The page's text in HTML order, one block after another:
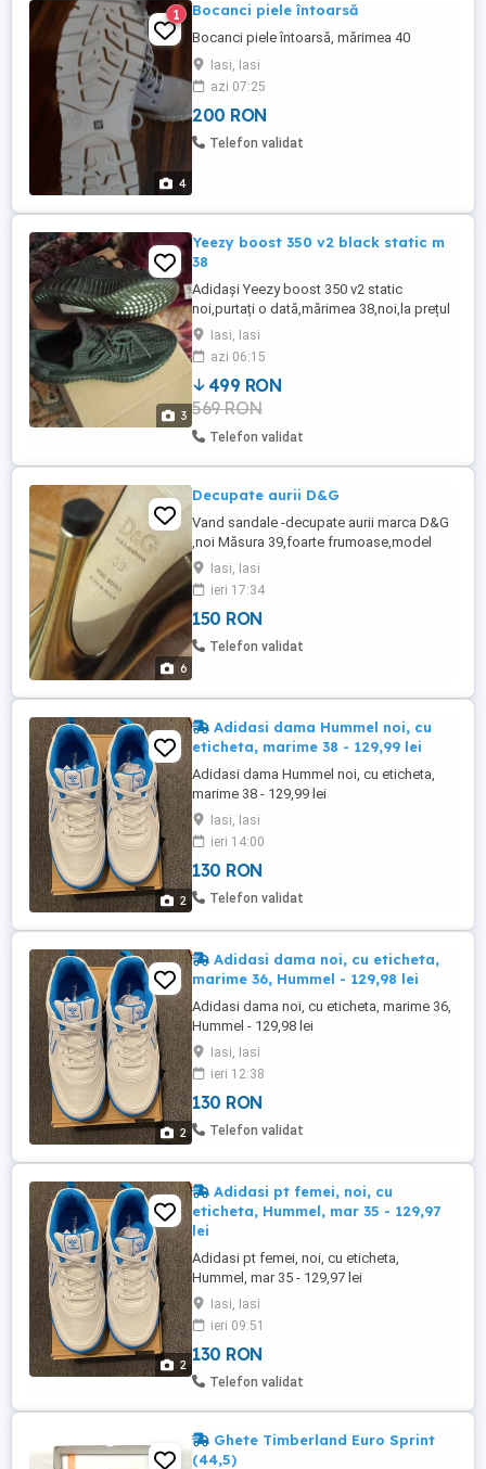
4
1 Bocanci piele întoarsă
Bocanci piele întoarsă, mărimea 40
Iasi, Iasi
azi 07:25
200 RON
Telefon validat
3
Yeezy boost 350 v2 black static m
38
Adidași Yeezy boost 350 v2 static
noi,purtați o dată,mărimea 38,noi,la prețul
de 499lei. Relații la telefon
Iasi, Iasi
azi 06:15
499 RON
569 RON
Telefon validat
6
Decupate aurii D&G
Vand sandale -decupate aurii marca D&G
,noi Măsura 39,foarte frumoase,model
deosebit,toc inalt Doar pentru iasi
Iasi, Iasi
ieri 17:34
150 RON
Telefon validat
2
Adidasi dama Hummel noi, cu
eticheta, marime 38 - 129,99 lei
Adidasi dama Hummel noi, cu eticheta,
marime 38 - 129,99 lei
Iasi, Iasi
ieri 14:00
130 RON
Telefon validat
2
Adidasi dama noi, cu eticheta,
marime 36, Hummel - 129,98 lei
Adidasi dama noi, cu eticheta, marime 36,
Hummel - 129,98 lei
Iasi, Iasi
ieri 12:38
130 RON
Telefon validat
2
Adidasi pt femei, noi, cu
eticheta, Hummel, mar 35 - 129,97
lei
Adidasi pt femei, noi, cu eticheta,
Hummel, mar 35 - 129,97 lei
Iasi, Iasi
ieri 09:51
130 RON
Telefon validat
Ghete Timberland Euro Sprint
(44,5)